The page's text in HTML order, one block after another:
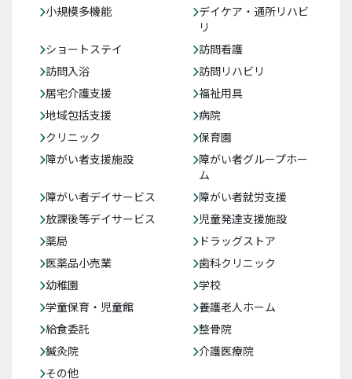
小規模多機能
デイケア・通所リハビ
リ
ショートステイ
訪問看護
訪問入浴
訪問リハビリ
居宅介護支援
福祉用具
地域包括支援
病院
クリニック
保育園
障がい者支援施設
障がい者グループホー
ム
障がい者デイサービス
障がい者就労支援
放課後等デイサービス
児童発達支援施設
薬局
ドラッグストア
医薬品小売業
歯科クリニック
幼稚園
学校
学童保育・児童館
養護老人ホーム
給食委託
整骨院
鍼灸院
介護医療院
その他